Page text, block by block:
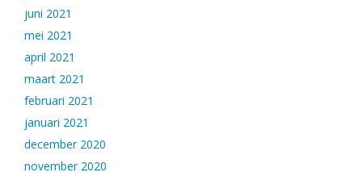
juni 2021
mei 2021
april 2021
maart 2021
februari 2021
januari 2021
december 2020
november 2020